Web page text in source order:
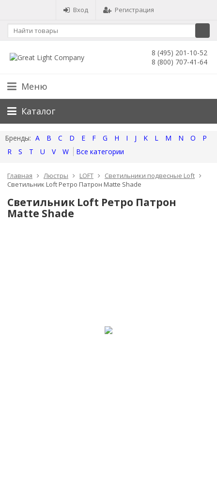
Вход Регистрация
8 (495) 201-10-52
8 (800) 707-41-64
Меню
Каталог
A B C D E F G H I J K L M N O
P
R
S T U V W Все категории
Главная Люстры LOFT
Светильники подвесные Loft
Светильник Loft Ретро Патрон Matte Shade
Светильник Loft Ретро Патрон
Matte Shade